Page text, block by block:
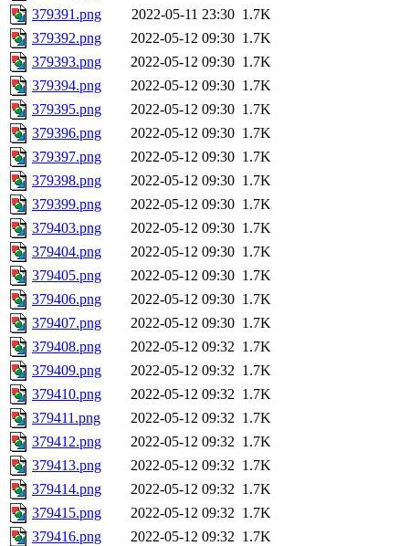
379391.png
2022-05-11 23:30 1.7K
379392.png
2022-05-12 09:30 1.7K
379393.png
2022-05-12 09:30 1.7K
379394.png
2022-05-12 09:30 1.7K
379395.png
2022-05-12 09:30 1.7K
379396.png
2022-05-12 09:30 1.7K
379397.png
2022-05-12 09:30 1.7K
379398.png
2022-05-12 09:30 1.7K
379399.png
2022-05-12 09:30 1.7K
379403.png
2022-05-12 09:30 1.7K
379404.png
2022-05-12 09:30 1.7K
379405.png
2022-05-12 09:30 1.7K
379406.png
2022-05-12 09:30 1.7K
379407.png
2022-05-12 09:30 1.7K
379408.png
2022-05-12 09:32 1.7K
379409.png
2022-05-12 09:32 1.7K
379410.png
2022-05-12 09:32 1.7K
379411.png
2022-05-12 09:32 1.7K
379412.png
2022-05-12 09:32 1.7K
379413.png
2022-05-12 09:32 1.7K
379414.png
2022-05-12 09:32 1.7K
379415.png
2022-05-12 09:32 1.7K
379416.png
2022-05-12 09:32 1.7K